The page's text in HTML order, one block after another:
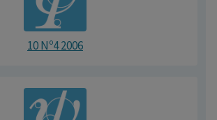
10 Nº4 2006